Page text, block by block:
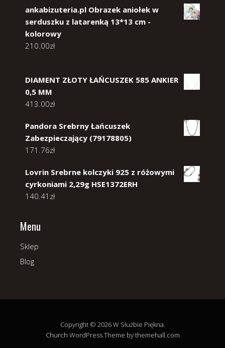
ankabizuteria.pl Obrazek aniołek w
serduszku z latarenką 13*13 cm -
kolorowy
210.00zł
DIAMENT ZŁOTY ŁAŃCUSZEK 585 ANKIER
0,5 MM
413.00zł
Pandora Srebrny Łańcuszek
Zabezpieczający (79178805)
171.76zł
Lovrin Srebrne kolczyki 925 z różowymi
cyrkoniami 2,29g HSE1372ERH
140.41 zł
Menu
Sklep
Blog
Copyright © 2026 W Służbie Piękna.
Church WordPress Theme by themehall.com